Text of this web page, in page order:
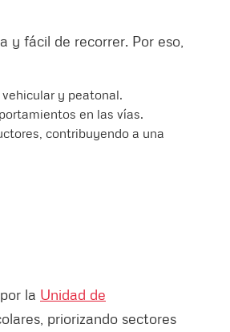
y fácil de recorrer. Por eso,
y peatonal.
en las vías.
contribuyendo a una
la Unidad de
priorizando sectores